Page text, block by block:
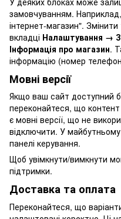
замовчуванням.
інтернет-магазин".
вкладці Налаштування →
Інформація про магазин.
інформацію (номер
Мовні версії
Якщо ваш сайт доступний
переконайтеся, що
є мовні версії, що не
відключити. У
панелі керування.
Щоб увімкнути/вимкнути
підтримки.
Доставка та оплата
Переконайтеся, що